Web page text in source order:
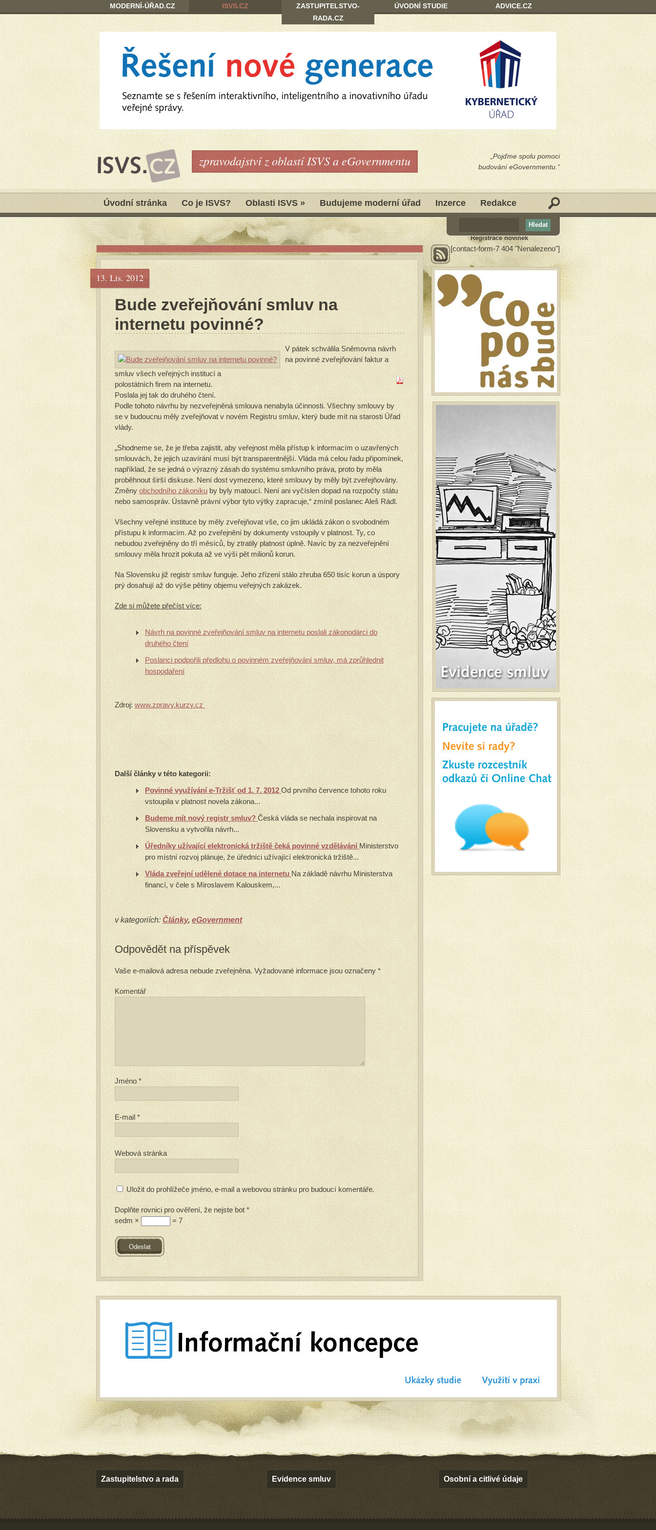
„Pojďme spolu pomoci
budování eGovernmentu.”
zpravodajství z oblastí ISVS a eGovernmentu
Úvodní stránka Co je ISVS? Oblasti ISVS » Budujeme moderní úřad Inzerce Redakce
13. Lis. 2012
Bude zveřejňování smluv na
internetu povinné?
V pátek schválila Sněmovna návrh
na povinné zveřejňování faktur a
smluv všech veřejných institucí a
polostátních firem na internetu.
Poslala jej tak do druhého čtení.
Podle tohoto návrhu by nezveřejněná smlouva nenabyla účinnosti. Všechny smlouvy by
se v budoucnu měly zveřejňovat v novém Registru smluv, který bude mít na starosti Úřad
vlády.
„Shodneme se, že je třeba zajistit, aby veřejnost měla přístup k informacím o uzavřených
smlouvách, že jejich uzavírání musí být transparentnější. Vláda má celou řadu připomínek,
například, že se jedná o výrazný zásah do systému smluvního práva, proto by měla
proběhnout širší diskuse. Není dost vymezeno, které smlouvy by měly být zveřejňovány.
Změny obchodního zákoníkuby byly matoucí. Není ani vyčíslen dopad na rozpočty státu
nebo samospráv. Ústavně právní výbor tyto výtky zapracuje,“ zmínil poslanec Aleš Rádl.
Všechny veřejné instituce by měly zveřejňovat vše, co jim ukládá zákon o svobodném
přístupu k informacím. Až po zveřejnění by dokumenty vstoupily v platnost. Ty, co
nebudou zveřejněny do tří měsíců, by ztratily platnost úplně. Navíc by za nezveřejnění
smlouvy měla hrozit pokuta až ve výši pět milionů korun.
Na Slovensku již registr smluv funguje. Jeho zřízení stálo zhruba 650 tisíc korun a úspory
prý dosahují až do výše pětiny objemu veřejných zakázek.
Zde si můžete přečíst více:
Návrh na povinné zveřejňování smluv na internetu poslali zákonodárci do
druhého čtení
Poslanci podpořili předlohu o povinném zveřejňování smluv, má zprůhlednit
hospodaření
Zdroj: www.zpravy.kurzy.cz
Další články v této kategorii:
Povinné využívání e-Tržišť od 1. 7. 2012 Od prvního července tohoto roku
vstoupila v platnost novela zákona...
Budeme mít nový registr smluv? Česká vláda se nechala inspirovat na
Slovensku a vytvořila návrh...
Úředníky užívající elektronická tržiště čeká povinné vzdělávání Ministerstvo
pro místní rozvoj plánuje, že úředníci užívající elektronická tržiště...
Vláda zveřejní udělené dotace na internetu Na základě návrhu Ministerstva
financí, v čele s Miroslavem Kalouskem,...
v kategoriích: Články, eGovernment
Odpovědět na příspěvek
Vaše e-mailová adresa nebude zveřejněna. Vyžadované informace jsou označeny*
Komentář
Jméno *
E-mail *
Webová stránka
Uložit do prohlížeče jméno, e-mail a webovou stránku pro budoucí komentáře.
Doplňte rovnici pro ověření, že nejste bot *
sedm ×
= 7
Registrace novinek
[contact-form-7 404 "Nenalezeno"]
Zastupitelstvo a rada Evidence smluv Osobní a citlivé údaje
MODERNÍ-ÚŘAD.CZ ISVS.CZ
ZASTUPITELSTVO-
RADA.CZ
ÚVODNÍ STUDIE ADVICE.CZ